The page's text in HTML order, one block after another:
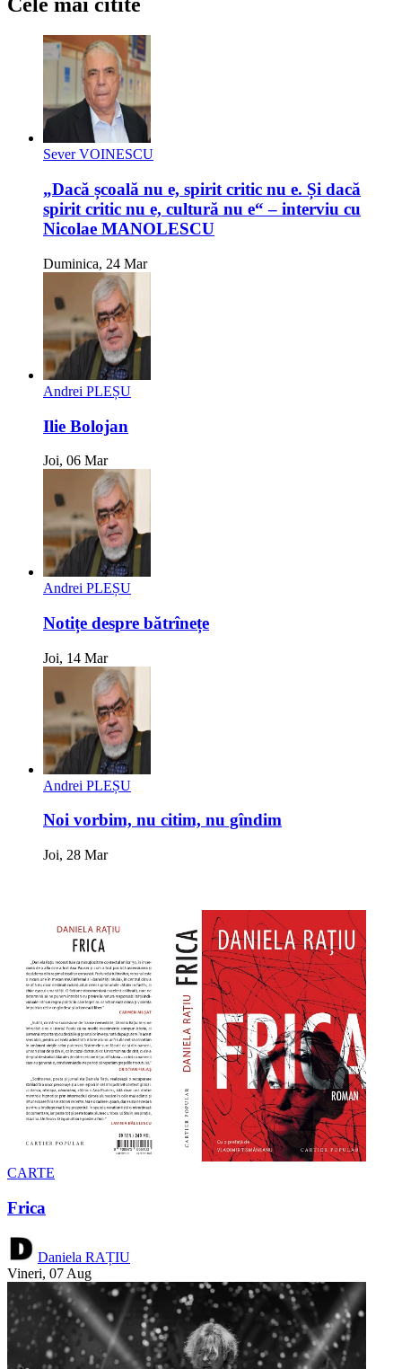
Cele mai citite
Sever VOINESCU
„Dacă școală nu e, spirit critic nu e. Și dacă
spirit critic nu e, cultură nu e“ – interviu cu
Nicolae MANOLESCU
Duminica, 24 Mar
Andrei PLEȘU
Ilie Bolojan
Joi, 06 Mar
Andrei PLEȘU
Notițe despre bătrînețe
Joi, 14 Mar
Andrei PLEȘU
Noi vorbim, nu citim, nu gîndim
Joi, 28 Mar
CARTE
Frica
Daniela RAȚIU
Vineri, 07 Aug